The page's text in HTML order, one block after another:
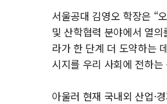
서울공대 김영오 학장은 “
및 산학협력 분야에서 열
라가 한 단계 더 도약하는
시지를 우리 사회에 전하
아울러 현재 국내외 산업·